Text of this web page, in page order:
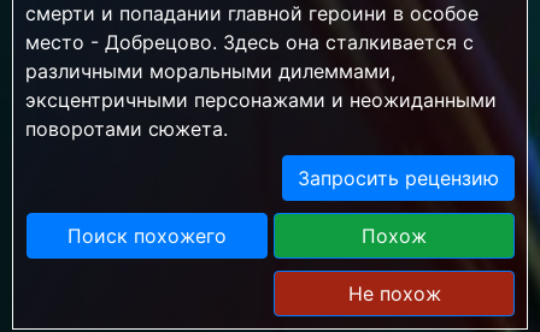
смерти и попадании главной героини в особое
место - Добрецово. Здесь она сталкивается с
различными моральными дилеммами,
эксцентричными персонажами и неожиданными
поворотами сюжета.
Запросить рецензию
Поиск похожего Похож
Не похож